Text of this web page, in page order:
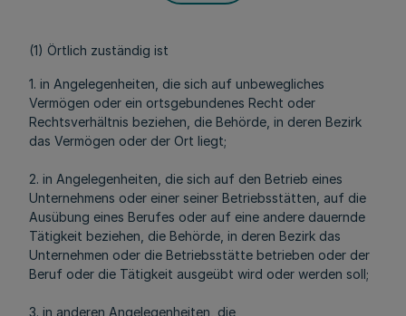
(1) Örtlich zuständig ist
1. in Angelegenheiten, die sich auf unbewegliches
Vermögen oder ein ortsgebundenes Recht oder
Rechtsverhältnis beziehen, die Behörde, in deren Bezirk
das Vermögen oder der Ort liegt;
2. in Angelegenheiten, die sich auf den Betrieb eines
Unternehmens oder einer seiner Betriebsstätten, auf die
Ausübung eines Berufes oder auf eine andere dauernde
Tätigkeit beziehen, die Behörde, in deren Bezirk das
Unternehmen oder die Betriebsstätte betrieben oder der
Beruf oder die Tätigkeit ausgeübt wird oder werden soll;
3. in anderen Angelegenheiten, die